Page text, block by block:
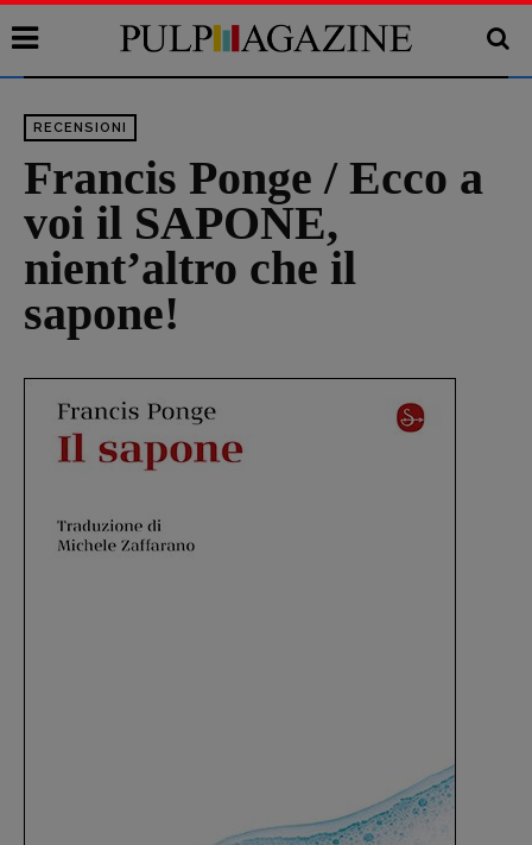
RECENSIONI
Francis Ponge / Ecco a
voi il SAPONE,
nient’altro che il
sapone!